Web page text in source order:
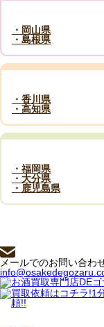
・岡山県
・島根県
・香川県
・高知県
・福岡県
・大分県
・鹿児島県
メールでのお問い合わ